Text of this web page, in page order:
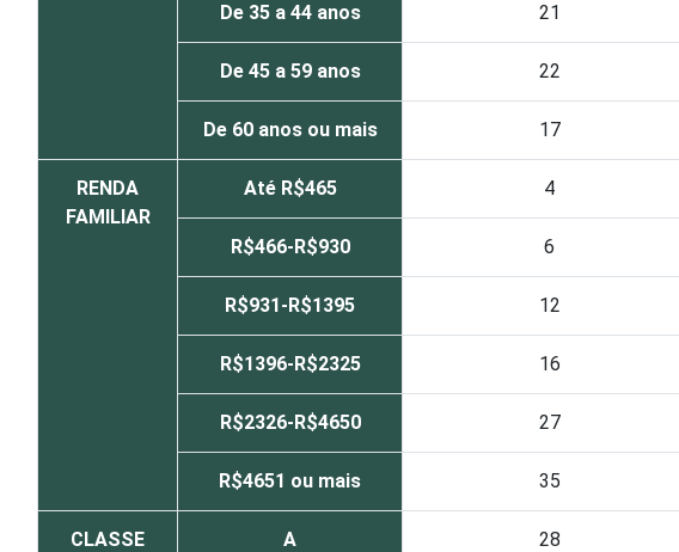
De 35 a 44 anos 21
De 45 a 59 anos 22
De 60 anos ou mais 17
RENDA
FAMILIAR
Até R$465 4
R$466-R$930 6
R$931-R$1395 12
R$1396-R$2325 16
R$2326-R$4650 27
R$4651 ou mais 35
CLASSE
A 28